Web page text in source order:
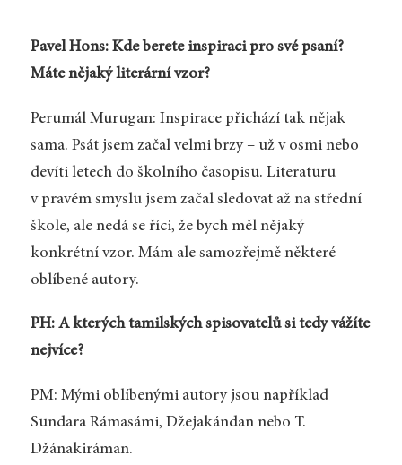
Pavel Hons: Kde berete inspiraci pro své psaní?
Máte nějaký literární vzor?
Perumál Murugan: Inspirace přichází tak nějak
sama. Psát jsem začal velmi brzy – už v osmi nebo
devíti letech do školního časopisu. Literaturu
v pravém smyslu jsem začal sledovat až na střední
škole, ale nedá se říci, že bych měl nějaký
konkrétní vzor. Mám ale samozřejmě některé
oblíbené autory.
PH: A kterých tamilských spisovatelů si tedy vážíte
nejvíce?
PM: Mými oblíbenými autory jsou například
Sundara Rámasámi, Džejakándan nebo T.
Džánakiráman.